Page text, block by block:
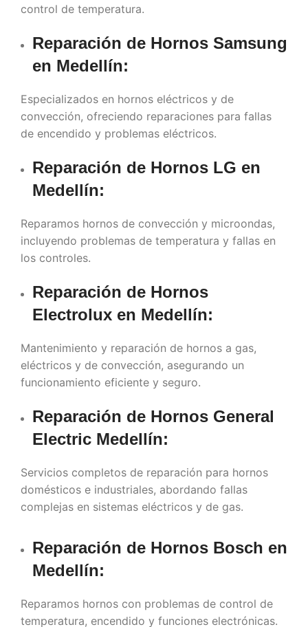
control de temperatura.
Reparación de Hornos Samsung
en Medellín:
Especializados en hornos eléctricos y de
convección, ofreciendo reparaciones para fallas
de encendido y problemas eléctricos.
Reparación de Hornos LG en
Medellín:
Reparamos hornos de convección y microondas,
incluyendo problemas de temperatura y fallas en
los controles.
Reparación de Hornos
Electrolux en Medellín:
Mantenimiento y reparación de hornos a gas,
eléctricos y de convección, asegurando un
funcionamiento eficiente y seguro.
Reparación de Hornos General
Electric Medellín:
Servicios completos de reparación para hornos
domésticos e industriales, abordando fallas
complejas en sistemas eléctricos y de gas.
Reparación de Hornos Bosch en
Medellín:
Reparamos hornos con problemas de control de
temperatura, encendido y funciones electrónicas.